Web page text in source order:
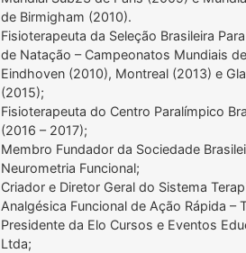
de Birmigham (2010).
Fisioterapeuta da Seleção Brasileira
de Natação – Campeonatos Mundiais de
Eindhoven (2010), Montreal (2013) e
(2015);
Fisioterapeuta do Centro Paralímpico
(2016 – 2017);
Membro Fundador da Sociedade
Neurometria Funcional;
Criador e Diretor Geral do Sistema
Analgésica Funcional de Ação Rápida –
Presidente da Elo Cursos e Eventos
Ltda;